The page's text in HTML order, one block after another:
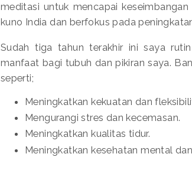
meditasi untuk mencapai
kuno India dan berfokus pada
Sudah tiga tahun terakhir ini saya
manfaat bagi tubuh dan pikiran saya.
seperti;
Meningkatkan kekuatan dan
Mengurangi stres dan kecemasan.
Meningkatkan kualitas tidur.
Meningkatkan kesehatan mental